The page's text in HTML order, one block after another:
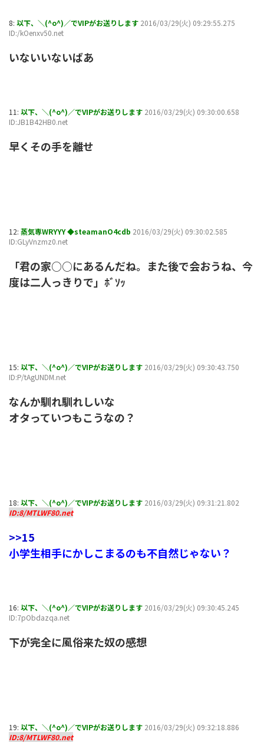
8: 以下、＼(^o^)／でVIPがお送りします 2016/03/29(火) 09:29:55.275
ID:/kOenxv50.net
いないいないばあ
11: 以下、＼(^o^)／でVIPがお送りします 2016/03/29(火) 09:30:00.658
ID:JB1B42HB0.net
早くその手を離せ
12: 蒸気専WRYYY ◆steamanO4cdb 2016/03/29(火) 09:30:02.585
ID:GLyVnzmz0.net
「君の家○○にあるんだね。また後で会おうね、今
度は二人っきりで」ﾎﾞｿｯ
15: 以下、＼(^o^)／でVIPがお送りします 2016/03/29(火) 09:30:43.750
ID:P/tAgUNDM.net
なんか馴れ馴れしいな
オタっていつもこうなの？
18: 以下、＼(^o^)／でVIPがお送りします 2016/03/29(火) 09:31:21.802
ID:8/MTLWF80.net
>>15
小学生相手にかしこまるのも不自然じゃない？
16: 以下、＼(^o^)／でVIPがお送りします 2016/03/29(火) 09:30:45.245
ID:7pObdazqa.net
下が完全に風俗来た奴の感想
19: 以下、＼(^o^)／でVIPがお送りします 2016/03/29(火) 09:32:18.886
ID:8/MTLWF80.net